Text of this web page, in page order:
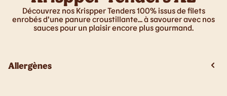
Découvrez nos Krispper Tenders 100% issus de filets
enrobés d'une panure croustillante... à savourer avec nos
sauces pour un plaisir encore plus gourmand.
Allergènes